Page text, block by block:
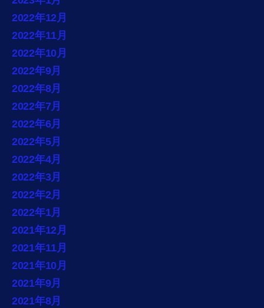
2022年12月
2022年11月
2022年10月
2022年9月
2022年8月
2022年7月
2022年6月
2022年5月
2022年4月
2022年3月
2022年2月
2022年1月
2021年12月
2021年11月
2021年10月
2021年9月
2021年8月